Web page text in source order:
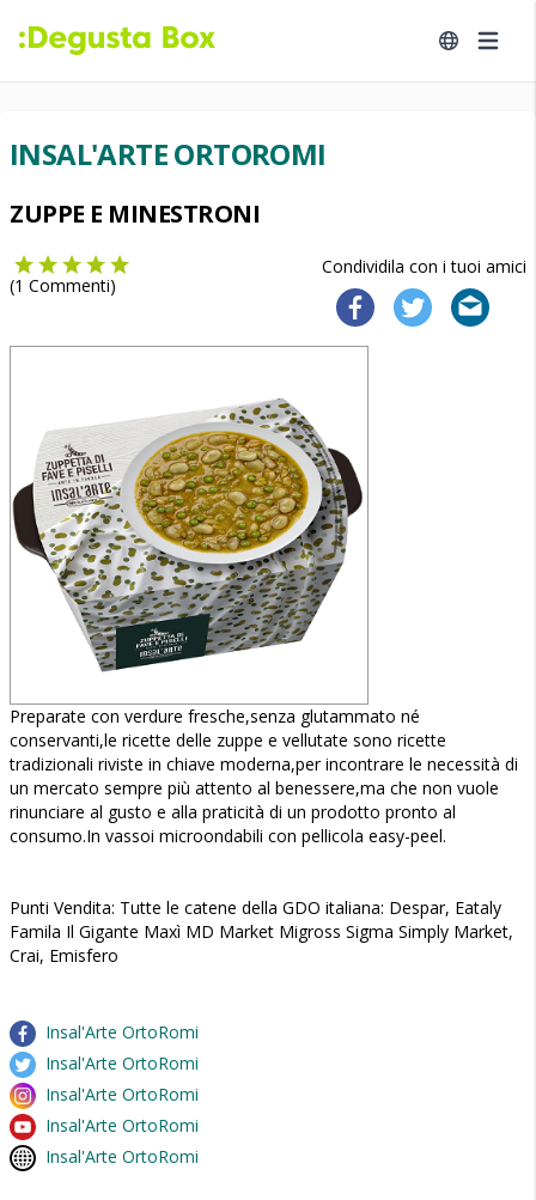
INSAL'ARTE ORTOROMI
ZUPPE E MINESTRONI
Condividila con i tuoi amici
(1 Commenti)
Preparate con verdure fresche,senza glutammato né
conservanti,le ricette delle zuppe e vellutate sono ricette
tradizionali riviste in chiave moderna,per incontrare le necessità di
un mercato sempre più attento al benessere,ma che non vuole
rinunciare al gusto e alla praticità di un prodotto pronto al
consumo.In vassoi microondabili con pellicola easy-peel.
Punti Vendita: Tutte le catene della GDO italiana: Despar, Eataly
Famila Il Gigante Maxì MD Market Migross Sigma Simply Market,
Crai, Emisfero
Insal'Arte OrtoRomi
Insal'Arte OrtoRomi
Insal'Arte OrtoRomi
Insal'Arte OrtoRomi
Insal'Arte OrtoRomi